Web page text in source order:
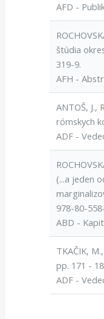
AFD -
štúdia
319-9.
AFH -
ANTOŠ, J.,
rómskych
ADF -
(...a jeden
978-80-
ABD -
TKAČIK,
pp. 171 -
ADF -